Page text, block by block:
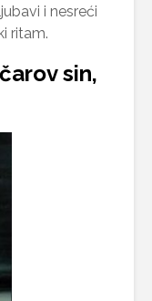
i nesreći
ritam.
sin,